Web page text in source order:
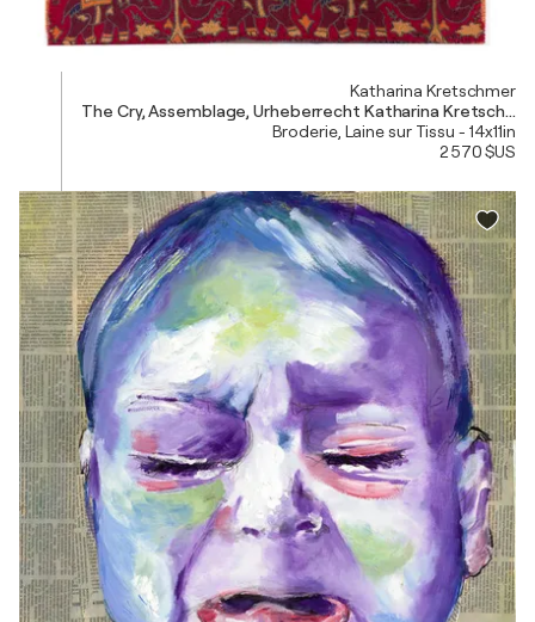
Katharina Kretschmer
The Cry, Assemblage, Urheberrecht Katharina
Broderie, Laine sur Tissu - 14x11in
2 570 $US